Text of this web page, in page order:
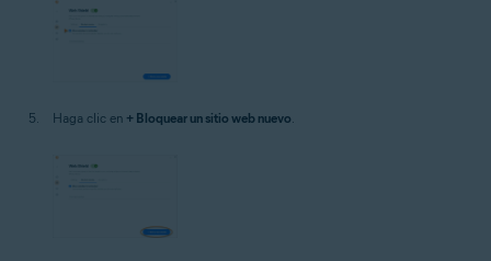
Haga clic en + Bloquear un sitio web nuevo